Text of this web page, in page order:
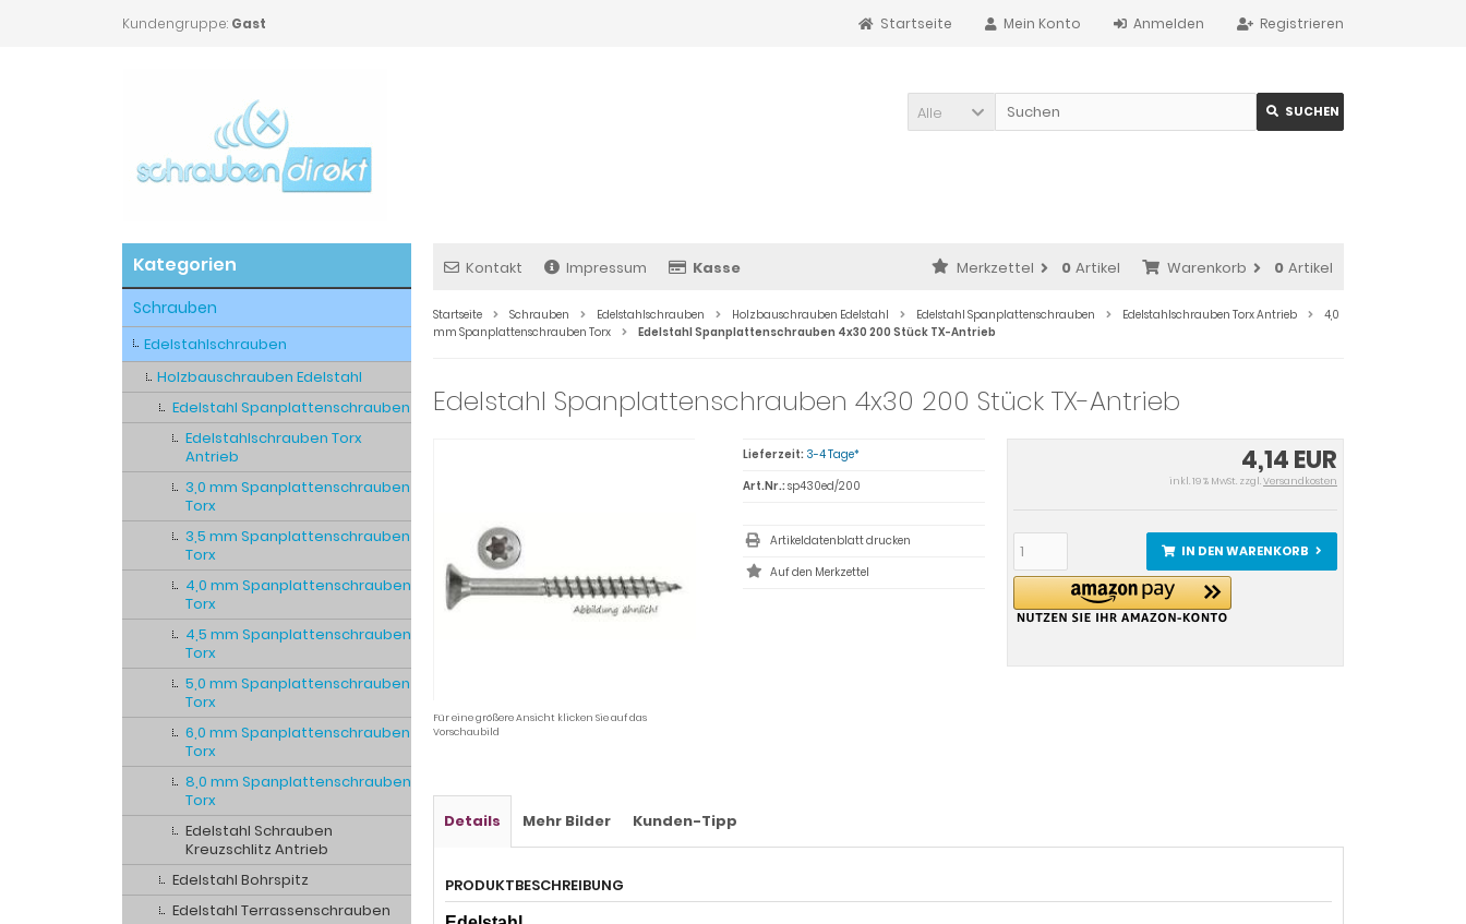
Kundengruppe: Gast Registrieren
Anmelden
Mein Konto
Startseite
Alle SUCHEN
Kontakt Impressum Kasse Warenkorb 0 Artikel
Merkzettel 0 Artikel
Startseite Schrauben Edelstahlschrauben Holzbauschrauben Edelstahl Edelstahl Spanplattenschrauben Edelstahlschrauben Torx Antrieb
4,0
mm Spanplattenschrauben Torx
Edelstahl Spanplattenschrauben 4x30 200 Stück TX-Antrieb
Edelstahl Spanplattenschrauben 4x30 200 Stück TX-Antrieb
Für eine größere Ansicht klicken Sie auf das
Vorschaubild
4,14 EUR
inkl. 19 % MwSt. zzgl.Versandkosten
IN DEN WARENKORB
Lieferzeit: 3-4 Tage*
Art.Nr.: sp430ed/200
Artikeldatenblatt drucken
Details Mehr Bilder Kunden-Tipp
PRODUKTBESCHREIBUNG
Kategorien
Schrauben
Edelstahlschrauben
Holzbauschrauben Edelstahl
Edelstahl Spanplattenschrauben
Edelstahlschrauben Torx
Antrieb
3,0 mm Spanplattenschrauben
Torx
3,5 mm Spanplattenschrauben
Torx
4,0 mm Spanplattenschrauben
Torx
4,5 mm Spanplattenschrauben
Torx
5,0 mm Spanplattenschrauben
Torx
6,0 mm Spanplattenschrauben
Torx
8,0 mm Spanplattenschrauben
Torx
Edelstahl Schrauben
Kreuzschlitz Antrieb
Edelstahl Bohrspitz
Edelstahl Terrassenschrauben